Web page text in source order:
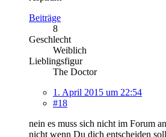
Beiträge
8
Geschlecht
Weiblich
Lieblingsfigur
The Doctor
1. April 2015 um 22:54
#18
nein es muss sich nicht im Forum
nicht wenn Du dich entscheiden